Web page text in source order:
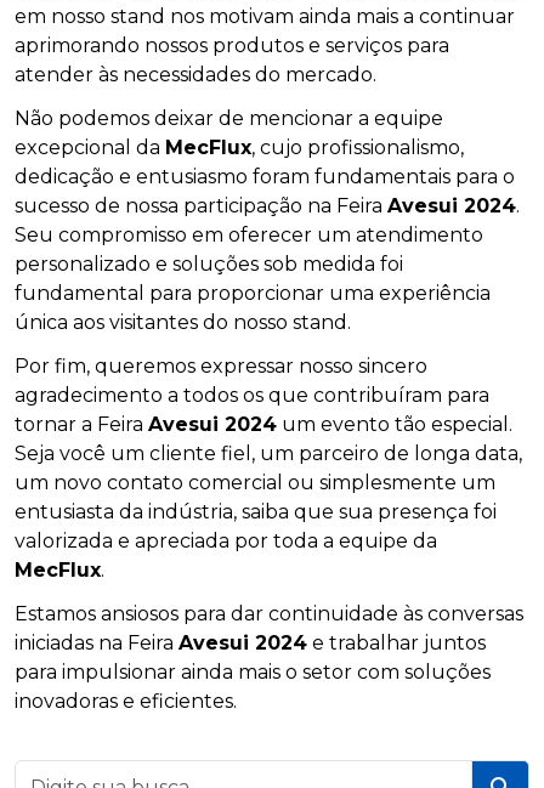
em nosso stand nos motivam ainda mais a continuar
aprimorando nossos produtos e serviços para
atender às necessidades do mercado.
Não podemos deixar de mencionar a equipe
excepcional da MecFlux, cujo profissionalismo,
dedicação e entusiasmo foram fundamentais para o
sucesso de nossa participação na Feira Avesui 2024.
Seu compromisso em oferecer um atendimento
personalizado e soluções sob medida foi
fundamental para proporcionar uma experiência
única aos visitantes do nosso stand.
Por fim, queremos expressar nosso sincero
agradecimento a todos os que contribuíram para
tornar a Feira Avesui 2024 um evento tão especial.
Seja você um cliente fiel, um parceiro de longa data,
um novo contato comercial ou simplesmente um
entusiasta da indústria, saiba que sua presença foi
valorizada e apreciada por toda a equipe da
MecFlux.
Estamos ansiosos para dar continuidade às conversas
iniciadas na Feira Avesui 2024 e trabalhar juntos
para impulsionar ainda mais o setor com soluções
inovadoras e eficientes.